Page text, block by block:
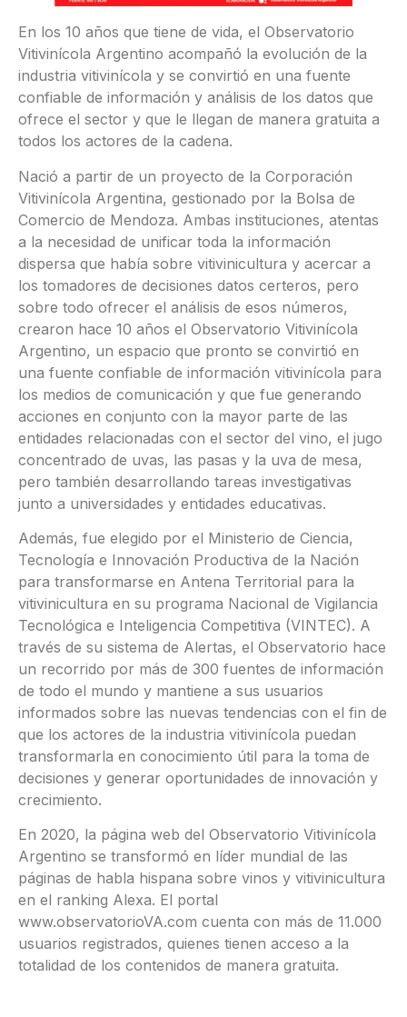
En los 10 años que tiene de vida, el Observatorio
Vitivinícola Argentino acompañó la evolución de la
industria vitivinícola y se convirtió en una fuente
confiable de información y análisis de los datos que
ofrece el sector y que le llegan de manera gratuita a
todos los actores de la cadena.
Nació a partir de un proyecto de la Corporación
Vitivinícola Argentina, gestionado por la Bolsa de
Comercio de Mendoza. Ambas instituciones, atentas
a la necesidad de unificar toda la información
dispersa que había sobre vitivinicultura y acercar a
los tomadores de decisiones datos certeros, pero
sobre todo ofrecer el análisis de esos números,
crearon hace 10 años el Observatorio Vitivinícola
Argentino, un espacio que pronto se convirtió en
una fuente confiable de información vitivinícola para
los medios de comunicación y que fue generando
acciones en conjunto con la mayor parte de las
entidades relacionadas con el sector del vino, el jugo
concentrado de uvas, las pasas y la uva de mesa,
pero también desarrollando tareas investigativas
junto a universidades y entidades educativas.
Además, fue elegido por el Ministerio de Ciencia,
Tecnología e Innovación Productiva de la Nación
para transformarse en Antena Territorial para la
vitivinicultura en su programa Nacional de Vigilancia
Tecnológica e Inteligencia Competitiva (VINTEC). A
través de su sistema de Alertas, el Observatorio hace
un recorrido por más de 300 fuentes de información
de todo el mundo y mantiene a sus usuarios
informados sobre las nuevas tendencias con el fin de
que los actores de la industria vitivinícola puedan
transformarla en conocimiento útil para la toma de
decisiones y generar oportunidades de innovación y
crecimiento.
En 2020, la página web del Observatorio Vitivinícola
Argentino se transformó en líder mundial de las
páginas de habla hispana sobre vinos y vitivinicultura
en el ranking Alexa. El portal
www.observatorioVA.com cuenta con más de 11.000
usuarios registrados, quienes tienen acceso a la
totalidad de los contenidos de manera gratuita.